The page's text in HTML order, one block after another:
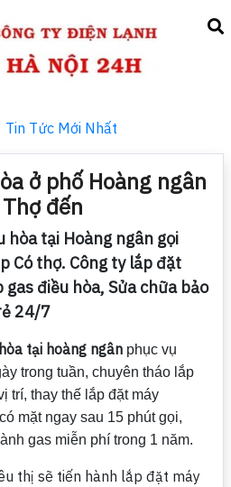
Tin Tức Mới Nhất
ở phố Hoàng ngân
đến
hòa tại Hoàng ngân gọi
Có thợ. Công ty lắp đặt
điều hòa, Sửa chữa bảo
24/7
tại hoàng ngân phục vụ
trong tuần, chuyên tháo lắp
trí, thay thế lắp đặt máy
mặt ngay sau 15 phút gọi,
gas miễn phí trong 1 năm.
thị sẽ tiến hành lắp đặt máy